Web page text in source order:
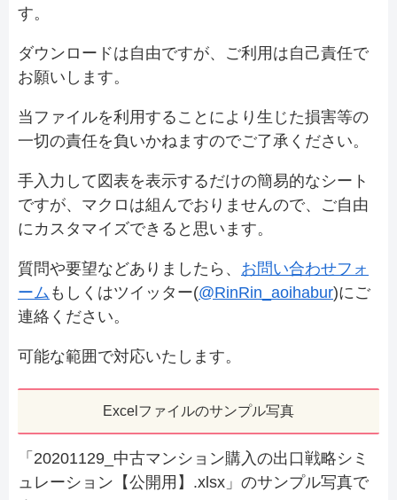
す。
ダウンロードは自由ですが、ご利用は自己責任で
お願いします。
当ファイルを利用することにより生じた損害等の
一切の責任を負いかねますのでご了承ください。
手入力して図表を表示するだけの簡易的なシート
ですが、マクロは組んでおりませんので、ご自由
にカスタマイズできると思います。
質問や要望などありましたら、 お問い合わせフォ
ーム もしくはツイッター(@RinRin_aoihabur)にご
連絡ください。
可能な範囲で対応いたします。
Excelファイルのサンプル写真
「20201129_中古マンション購入の出口戦略シミ
ュレーション【公開用】.xlsx」のサンプル写真で